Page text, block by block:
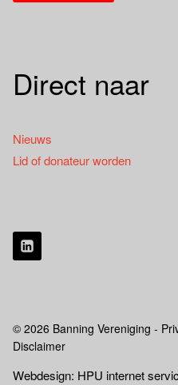
Direct naar
Nieuws
Lid of donateur worden
© 2026 Banning Vereniging -
Disclaimer
Webdesign: HPU internet